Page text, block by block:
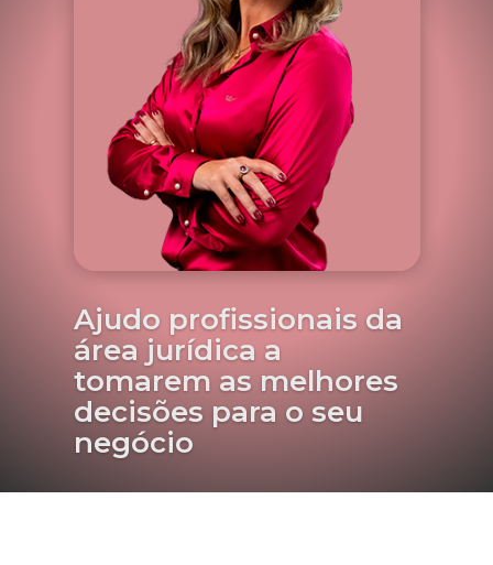
Ajudo profissionais da
área jurídica a
tomarem as melhores
decisões para o seu
negócio